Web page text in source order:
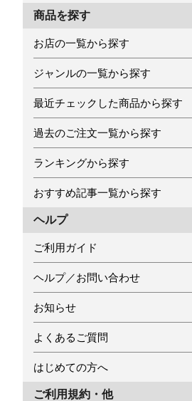
商品を探す
お店の一覧から探す
ジャンルの一覧から探す
最近チェックした商品から探す
過去のご注文一覧から探す
ランキングから探す
おすすめ記事一覧から探す
ヘルプ
ご利用ガイド
ヘルプ／お問い合わせ
お知らせ
よくあるご質問
はじめての方へ
ご利用規約・他